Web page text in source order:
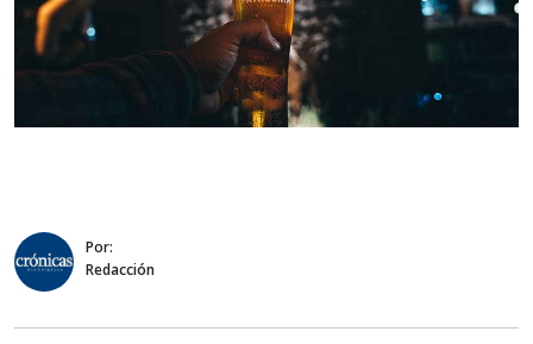
Por:
Redacción